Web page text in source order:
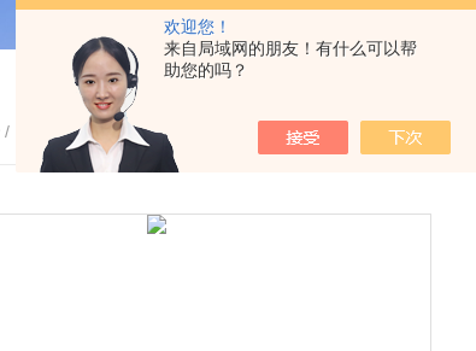
欢迎您！
来自局域网的朋友！有什么可以帮
助您的吗？
/ PRODUCTS 您的位置：首页 -